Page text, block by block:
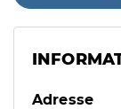
Adresse